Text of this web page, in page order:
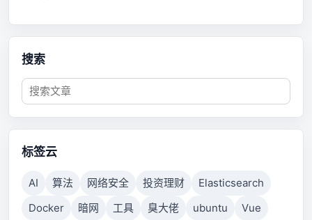
搜索
标签云
AI 算法 网络安全 投资理财
Elasticsearch
Docker
暗网 工具 臭大佬 ubuntu
Vue